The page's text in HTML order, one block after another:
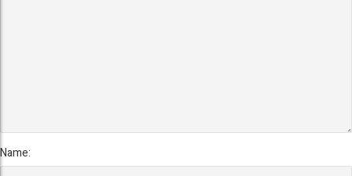
Name: